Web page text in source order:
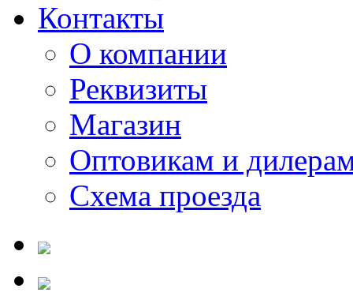
Контакты
О компании
Реквизиты
Магазин
Оптовикам и
Схема проезда